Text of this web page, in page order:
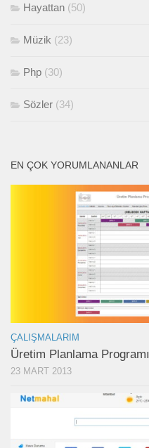
Hayattan (50)
Müzik (23)
Php (30)
Sözler (34)
EN ÇOK YORUMLANANLAR
ÇALIŞMALARIM
Üretim Planlama Programı
23 MART 2013